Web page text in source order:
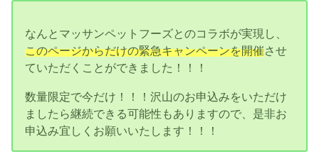
なんとマッサンペットフーズとのコラボが実現し、
このページからだけの緊急キャンペーンを開催させ
ていただくことができました！！！
数量限定で今だけ！！！沢山のお申込みをいただけ
ましたら継続できる可能性もありますので、是非お
申込み宜しくお願いいたします！！！